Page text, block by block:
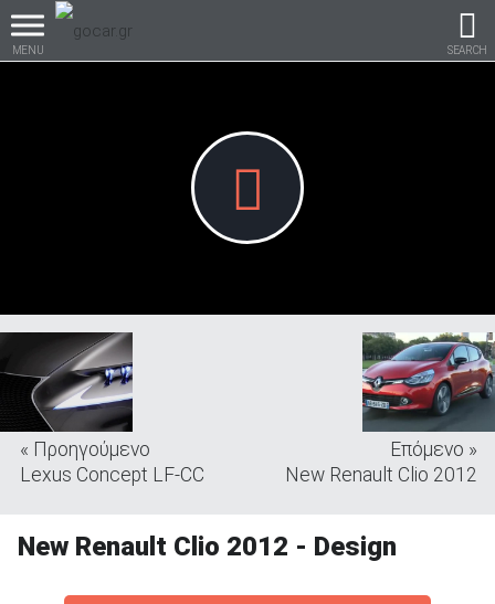
MENU SEARCH
Βρες τα πάντα για το
αυτοκίνητο!
Καινούρια
« Προηγούμενο
Lexus Concept LF-CC
Επόμενο »
New Renault Clio 2012
New Renault Clio 2012 - Design